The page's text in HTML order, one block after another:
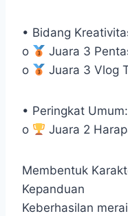
• Bidang
o
Juara 3
o
Juara 3 Vlog
• Peringkat Umum:
o
Juara 2
Membentuk
Kepanduan
Keberhasilan